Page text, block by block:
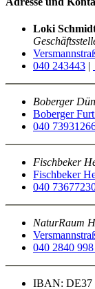
Loki
040 243443 |
Boberger
Boberger
040
Fischbeker
Fischbeker
040
NaturRaum
040 2840 998
IBAN: DE37